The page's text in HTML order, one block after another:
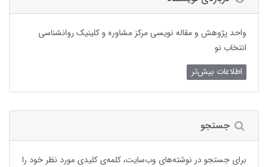
واحد پژوهش و مقاله نویسی مرکز مشاوره و کلینیک روانشناسی
انتخاب نو
اطلاعات بیش‌تر
جستجو
برای جستجو در نوشته‌های وب‌سایت، کلمه‌ی کلیدی مورد نظر خود را